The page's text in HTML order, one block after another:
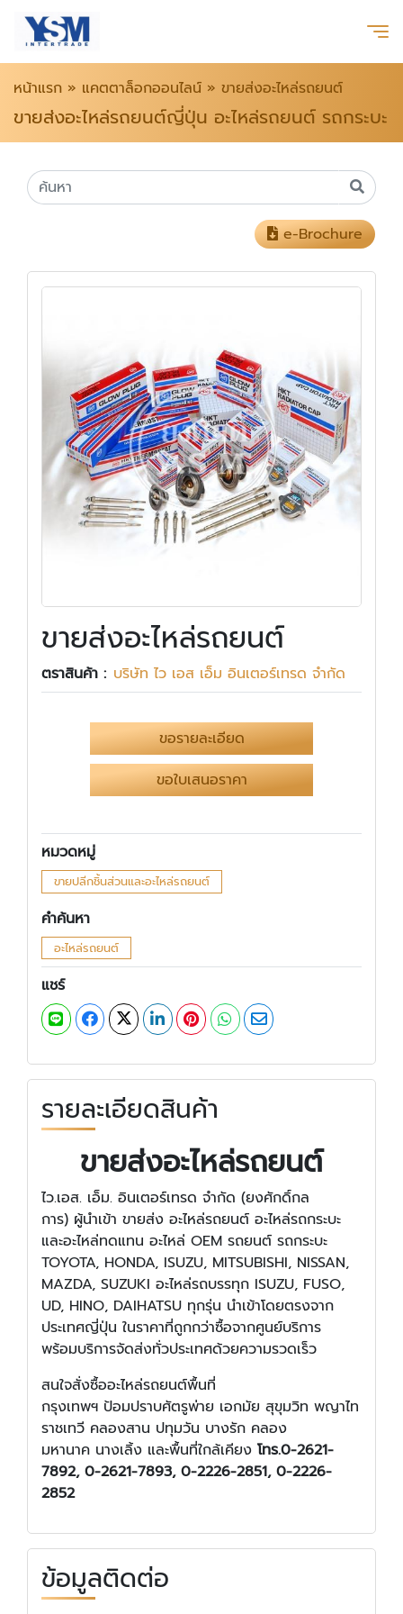
หน้าแรก » แคตตาล็อกออนไลน์ » ขายส่งอะไหล่รถยนต์
ขายส่งอะไหล่รถยนต์ญี่ปุ่น อะไหล่รถยนต์ รถกระบะ
e-Brochure
ขายส่งอะไหล่รถยนต์
ตราสินค้า : บริษัท ไว เอส เอ็ม อินเตอร์เทรด จำกัด
ขอรายละเอียด
ขอใบเสนอราคา
หมวดหมู่
ขายปลีกชิ้นส่วนและอะไหล่รถยนต์
คำค้นหา
อะไหล่รถยนต์
แชร์
รายละเอียดสินค้า
ขายส่งอะไหล่รถยนต์
ไว.เอส. เอ็ม. อินเตอร์เทรด จำกัด (ยงศักดิ์กล
การ) ผู้นำเข้า ขายส่ง อะไหล่รถยนต์ อะไหล่รถกระบะ
และอะไหล่ทดแทน อะไหล่ OEM รถยนต์ รถกระบะ
TOYOTA, HONDA, ISUZU, MITSUBISHI, NISSAN,
MAZDA, SUZUKI อะไหล่รถบรรทุก ISUZU, FUSO,
UD, HINO, DAIHATSU ทุกรุ่น นำเข้าโดยตรงจาก
ประเทศญี่ปุ่น ในราคาที่ถูกกว่าซื้อจากศูนย์บริการ
พร้อมบริการจัดส่งทั่วประเทศด้วยความรวดเร็ว
สนใจสั่งซื้ออะไหล่รถยนต์พื้นที่
กรุงเทพฯ ป้อมปราบศัตรูพ่าย เอกมัย สุขุมวิท พญาไท
ราชเทวี คลองสาน ปทุมวัน บางรัก คลอง
มหานาค นางเลิ้ง และพื้นที่ใกล้เคียง โทร.0-2621-
7892, 0-2621-7893, 0-2226-2851, 0-2226-
2852
ข้อมูลติดต่อ